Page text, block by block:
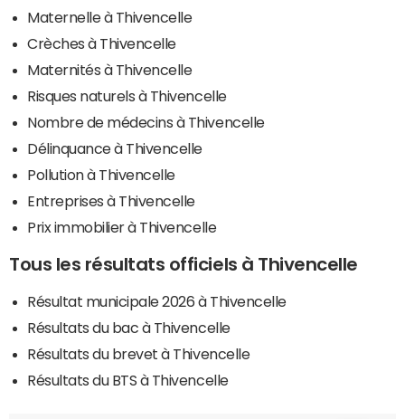
Maternelle à Thivencelle
Crèches à Thivencelle
Maternités à Thivencelle
Risques naturels à Thivencelle
Nombre de médecins à Thivencelle
Délinquance à Thivencelle
Pollution à Thivencelle
Entreprises à Thivencelle
Prix immobilier à Thivencelle
Tous les résultats officiels à Thivencelle
Résultat municipale 2026 à Thivencelle
Résultats du bac à Thivencelle
Résultats du brevet à Thivencelle
Résultats du BTS à Thivencelle